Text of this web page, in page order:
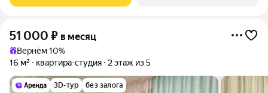
51 000 ₽ в месяц
Вернём 10%
16 м²
квартира-студия 2 этаж из 5
3D-тур без залога